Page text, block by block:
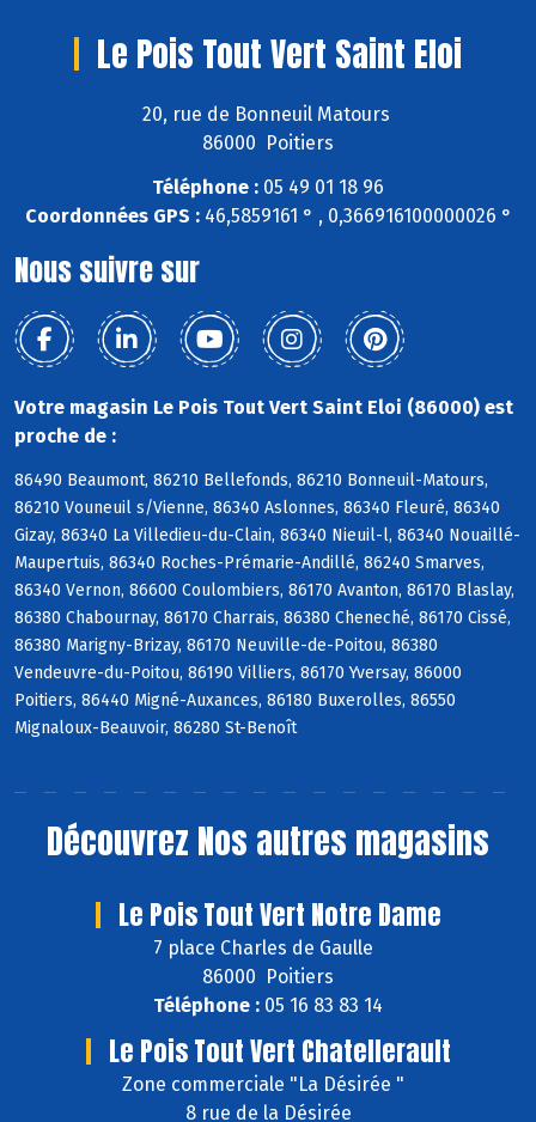
Le Pois Tout Vert Saint Eloi
20, rue de Bonneuil Matours
86000 Poitiers
Téléphone : 05 49 01 18 96
Coordonnées GPS :46,5859161 ° , 0,366916100000026 °
Nous suivre sur
Votre magasin Le Pois Tout Vert Saint Eloi (86000) est
proche de :
86490 Beaumont, 86210 Bellefonds, 86210 Bonneuil-Matours,
86210 Vouneuil s/Vienne, 86340 Aslonnes, 86340 Fleuré, 86340
Gizay, 86340 La Villedieu-du-Clain, 86340 Nieuil-l, 86340 Nouaillé-
Maupertuis, 86340 Roches-Prémarie-Andillé, 86240 Smarves,
86340 Vernon, 86600 Coulombiers, 86170 Avanton, 86170 Blaslay,
86380 Chabournay, 86170 Charrais, 86380 Cheneché, 86170 Cissé,
86380 Marigny-Brizay, 86170 Neuville-de-Poitou, 86380
Vendeuvre-du-Poitou, 86190 Villiers, 86170 Yversay, 86000
Poitiers, 86440 Migné-Auxances, 86180 Buxerolles, 86550
Mignaloux-Beauvoir, 86280 St-Benoît
Découvrez Nos autres magasins
Le Pois Tout Vert Notre Dame
7 place Charles de Gaulle
86000 Poitiers
Téléphone : 05 16 83 83 14
Le Pois Tout Vert Chatellerault
Zone commerciale "La Désirée "
8 rue de la Désirée